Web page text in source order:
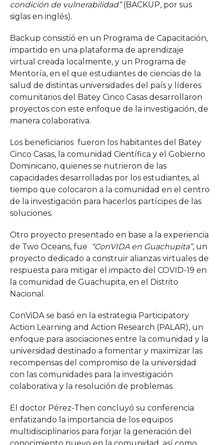
condición de vulnerabilidad”(BACKUP, por sus
siglas en inglés).
Backup consistió en un Programa de Capacitación,
impartido en una plataforma de aprendizaje
virtual creada localmente, y un Programa de
Mentoría, en el que estudiantes de ciencias de la
salud de distintas universidades del país y líderes
comunitarios del Batey Cinco Casas desarrollaron
proyectos con este enfoque de la investigación, de
manera colaborativa.
Los beneficiarios fueron los habitantes del Batey
Cinco Casas, la comunidad Científica y el Gobierno
Dominicano, quienes se nutrieron de las
capacidades desarrolladas por los estudiantes, al
tiempo que colocaron a la comunidad en el centro
de la investigación para hacerlos partícipes de las
soluciones.
Otro proyecto presentado en base a la experiencia
de Two Oceans, fue
“ConVIDA en Guachupita”, un
proyecto dedicado a construir alianzas virtuales de
respuesta para mitigar el impacto del COVID-19 en
la comunidad de Guachupita, en el Distrito
Nacional.
ConViDA se basó en la estrategia Participatory
Action Learning and Action Research (PALAR), un
enfoque para asociaciones entre la comunidad y la
universidad destinado a fomentar y maximizar las
recompensas del compromiso de la universidad
con las comunidades para la investigación
colaborativa y la resolución de problemas.
El doctor Pérez-Then concluyó su conferencia
enfatizando la importancia de los equipos
multidisciplinarios para forjar la generación del